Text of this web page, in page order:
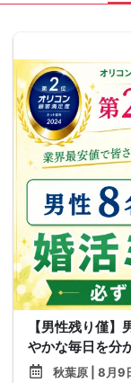
【男性残り僅
やかな毎日を分
秋葉原 | 8月9